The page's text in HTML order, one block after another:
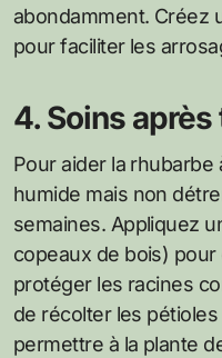
abondamment. Créez
pour faciliter les
4. Soins
Pour aider la rhubarbe
humide mais non
semaines. Appliquez
copeaux de bois)
protéger les racines
de récolter les
permettre à la plante